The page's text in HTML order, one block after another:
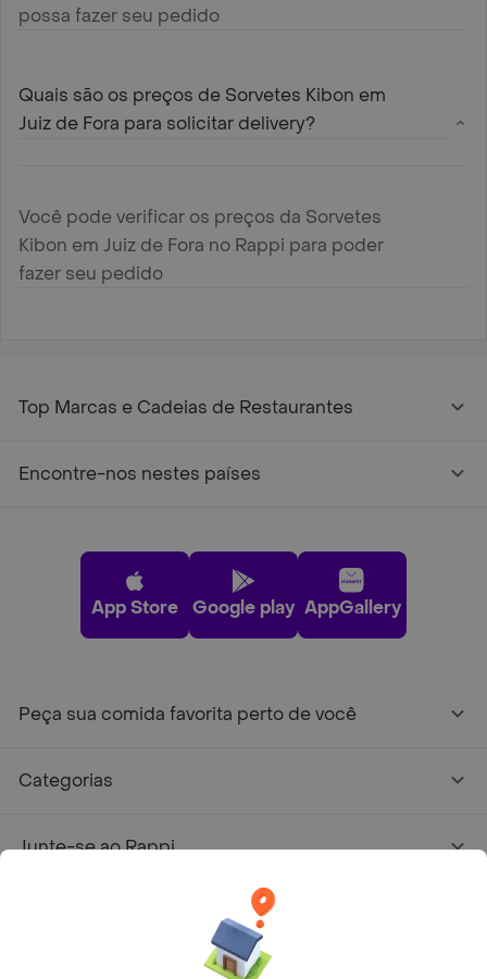
possa fazer seu pedido
Quais são os preços de Sorvetes Kibon em
Juiz de Fora para solicitar delivery?
Você pode verificar os preços da Sorvetes
Kibon em Juiz de Fora no Rappi para poder
fazer seu pedido
Top Marcas e Cadeias de Restaurantes
Encontre-nos nestes países
App Store Google play AppGallery
Peça sua comida favorita perto de você
Categorias
Junte-se ao Rappi